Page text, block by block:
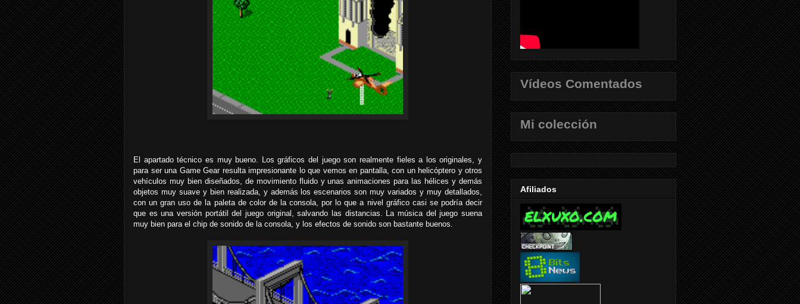
El apartado técnico es muy bueno. Los gráficos del juego son realmente fieles a los originales, y
para ser una Game Gear resulta impresionante lo que vemos en pantalla, con un helicóptero y otros
vehículos muy bien diseñados, de movimiento fluido y unas animaciones para las hélices y demás
objetos muy suave y bien realizada, y además los escenarios son muy variados y muy detallados,
con un gran uso de la paleta de color de la consola, por lo que a nivel gráfico casi se podría decir
que es una versión portátil del juego original, salvando las distancias. La música del juego suena
muy bien para el chip de sonido de la consola, y los efectos de sonido son bastante buenos.
Vídeos Comentados
Mi colección
Afiliados